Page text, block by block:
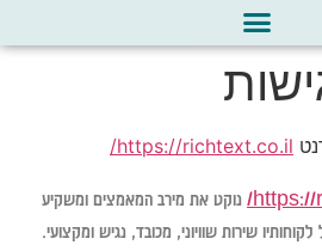
https://richtext.co.il/
https://
נוקט את מירב המאמצים ומשקיע
שירות שוויוני, מכובד, נגיש ומקצועי.